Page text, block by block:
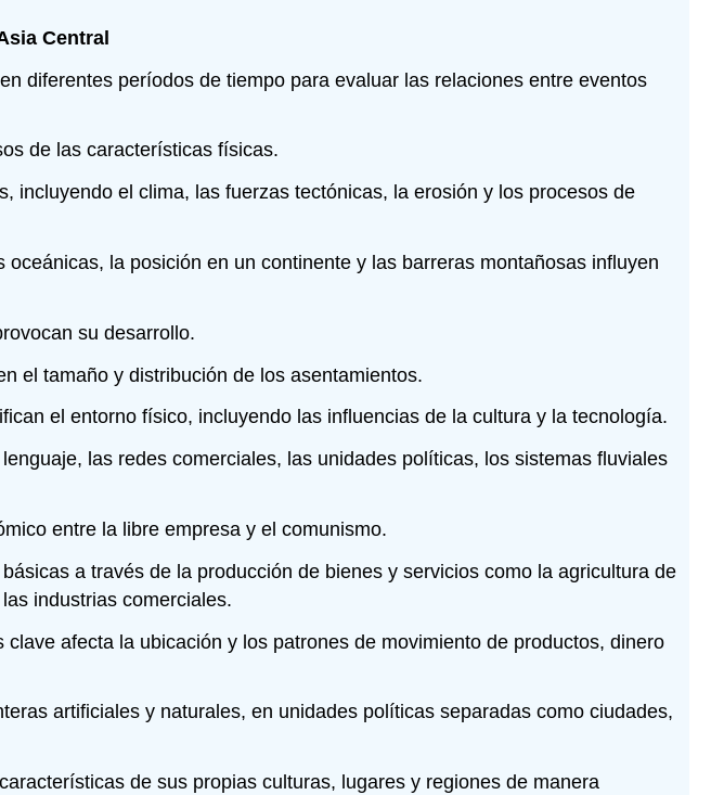
Central
diferentes períodos de tiempo para evaluar las relaciones entre eventos
de las características físicas.
incluyendo el clima, las fuerzas tectónicas, la erosión y los procesos de
la posición en un continente y las barreras montañosas influyen
su desarrollo.
el tamaño y distribución de los asentamientos.
el entorno físico, incluyendo las influencias de la cultura y la tecnología.
las redes comerciales, las unidades políticas, los sistemas fluviales
entre la libre empresa y el comunismo.
a través de la producción de bienes y servicios como la agricultura de
industrias comerciales.
afecta la ubicación y los patrones de movimiento de productos, dinero
artificiales y naturales, en unidades políticas separadas como ciudades,
de sus propias culturas, lugares y regiones de manera